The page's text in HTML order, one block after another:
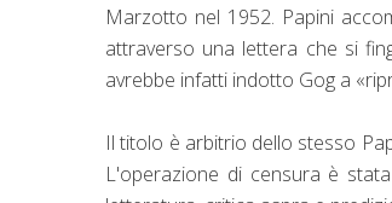
Marzotto nel 1952. Papini
attraverso una lettera che si
avrebbe infatti indotto Gog a
Il titolo è arbitrio dello stesso
L'operazione di censura è